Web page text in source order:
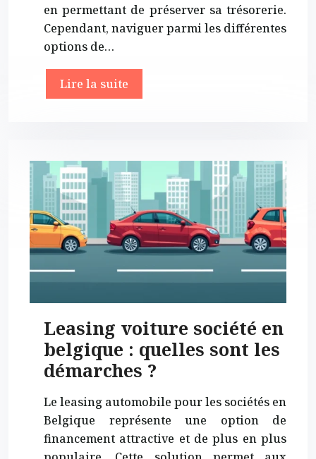
en permettant de préserver sa trésorerie.
Cependant, naviguer parmi les différentes
options de…
Lire la suite
Leasing voiture société en
belgique : quelles sont les
démarches ?
Le leasing automobile pour les sociétés en
Belgique représente une option de
financement attractive et de plus en plus